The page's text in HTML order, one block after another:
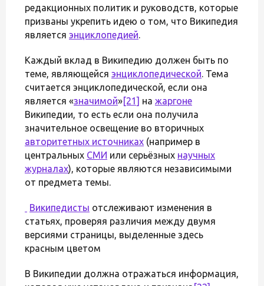
редакционных политик и руководств, которые
призваны укрепить идею о том, что Википедия
является энциклопедией.
Каждый вклад в Википедию должен быть по
теме, являющейся энциклопедической. Тема
считается энциклопедической, если она
является «значимой»[21] на жаргоне
Википедии, то есть если она получила
значительное освещение во вторичных
авторитетных источниках (например в
центральных СМИ или серьёзных научных
журналах), которые являются независимыми
от предмета темы.
Википедисты отслеживают изменения в
статьях, проверяя различия между двумя
версиями страницы, выделенные здесь
красным цветом
В Википедии должна отражаться информация,